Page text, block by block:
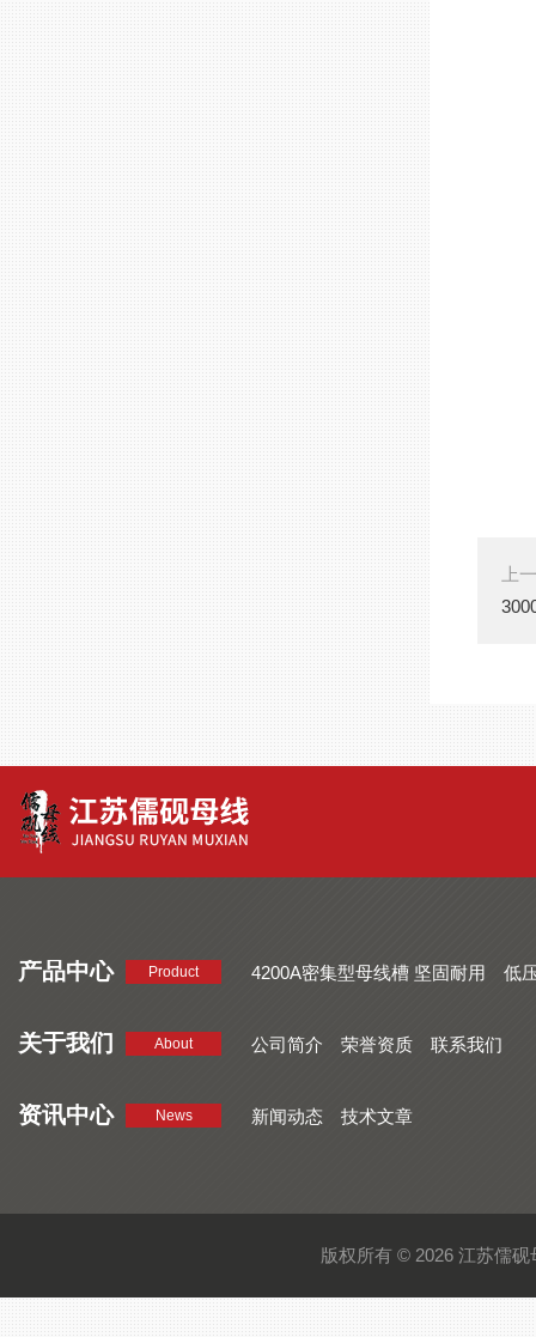
上
产品中心 Product 4200A密集型母线槽 坚固耐用
低
关于我们 About 公司简介 荣誉资质 联系我们
资讯中心 News 新闻动态 技术文章
版权所有 © 2026 江苏儒